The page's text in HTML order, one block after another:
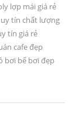
lợp mái giá rẻ
tín chất lượng
tín giá rẻ
cafe đẹp
bơi bể bơi đẹp